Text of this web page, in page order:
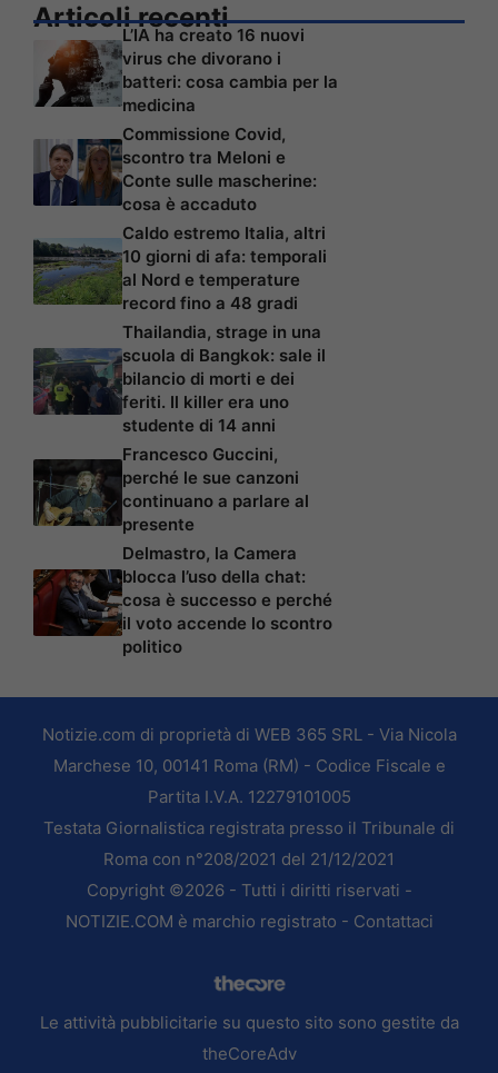
Articoli recenti
L’IA ha creato 16 nuovi
virus che divorano i
batteri: cosa cambia per la
medicina
Commissione Covid,
scontro tra Meloni e
Conte sulle mascherine:
cosa è accaduto
Caldo estremo Italia, altri
10 giorni di afa: temporali
al Nord e temperature
record fino a 48 gradi
Thailandia, strage in una
scuola di Bangkok: sale il
bilancio di morti e dei
feriti. Il killer era uno
studente di 14 anni
Francesco Guccini,
perché le sue canzoni
continuano a parlare al
presente
Delmastro, la Camera
blocca l’uso della chat:
cosa è successo e perché
il voto accende lo scontro
politico
Notizie.com di proprietà di WEB 365 SRL - Via Nicola
Marchese 10, 00141 Roma (RM) - Codice Fiscale e
Partita I.V.A. 12279101005
Testata Giornalistica registrata presso il Tribunale di
Roma con n°208/2021 del 21/12/2021
Copyright ©2026 - Tutti i diritti riservati -
NOTIZIE.COM è marchio registrato - Contattaci
Le attività pubblicitarie su questo sito sono gestite da
theCoreAdv